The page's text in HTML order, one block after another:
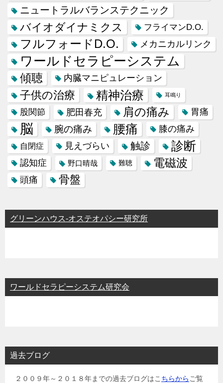
ニュートラルバランステクニック
バイオダイナミクス フライマンD.O.
フルフォードD.O. メカニカルリンク
ワールドセラピーシステム
傾聴 内臓マニピュレーション
子供の治療 精神治療 耳鳴り
股関節 肥田春充 肩の痛み 胃痛
脳 腕の痛み 腰痛 膝の痛み
自閉症 見えづらい 触診 診断
認知症 野口晴哉 難聴 電磁波
頭痛 骨盤
グリーンハウス-オステオパシー研究所
ワールドセラピーシステム研究会
過去ブログ
２００９年～２０１８年までの過去ブログはこ ちらから ご覧